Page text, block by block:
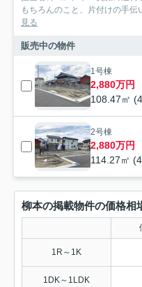
もちろんのこと、片付けの手
見る
販売中の物件
1号棟
2,880万円
108.47㎡
2号棟
2,880万円
114.27㎡
柳本の掲載物件の価格相
1R～1K
1DK～1LDK